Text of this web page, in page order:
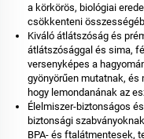
a körkörös, biológiai
csökkenteni
Kiváló átlátszóság és
átlátszósággal és sima,
versenyképes a
gyönyörűen mutatnak, és
hogy lemondanának az
Élelmiszer-biztonságos
biztonsági
BPA- és ftalátmentesek,